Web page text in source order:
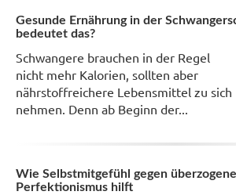
Gesunde Ernährung in der
bedeutet das?
Schwangere brauchen in der Regel
nicht mehr Kalorien, sollten aber
nährstoffreichere Lebensmittel zu sich
nehmen. Denn ab Beginn der...
Wie Selbstmitgefühl gegen
Perfektionismus hilft